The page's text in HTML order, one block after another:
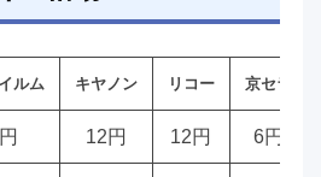
ルム キヤノン リコー 京セラ
12円 12円 6円